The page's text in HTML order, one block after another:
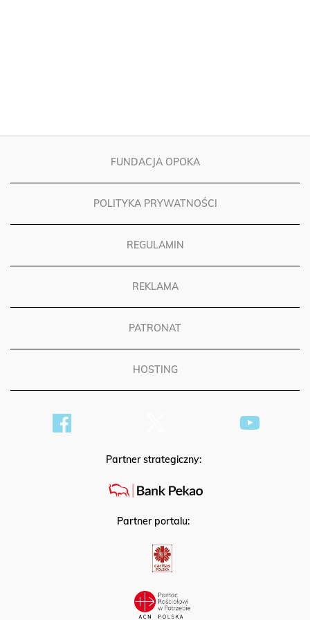
FUNDACJA OPOKA
POLITYKA PRYWATNOŚCI
REGULAMIN
REKLAMA
PATRONAT
HOSTING
Partner strategiczny:
Partner portalu: